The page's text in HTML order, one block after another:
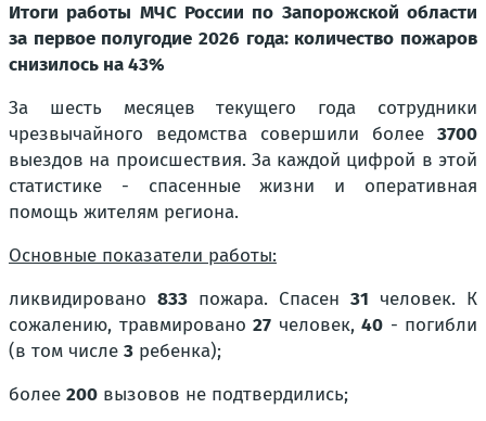
Итоги работы МЧС России по Запорожской области
за первое полугодие 2026 года: количество пожаров
снизилось на 43%
За шесть месяцев текущего года сотрудники
чрезвычайного ведомства совершили более 3700
выездов на происшествия. За каждой цифрой в этой
статистике - спасенные жизни и оперативная
помощь жителям региона.
Основные показатели работы:
ликвидировано 833 пожара. Спасен 31 человек. К
сожалению, травмировано 27 человек, 40 - погибли
(в том числе 3 ребенка);
более 200 вызовов не подтвердились;